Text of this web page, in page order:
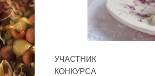
УЧАСТНИК
КОНКУРСА